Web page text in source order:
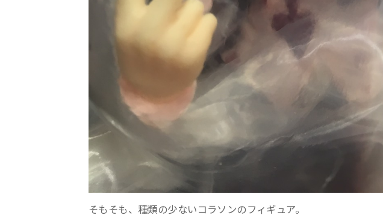
そもそも、種類の少ないコラソンのフィギュア。